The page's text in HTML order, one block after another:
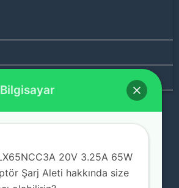
Starı
20V 3.25A 65W
Şarj Aleti hakkında size